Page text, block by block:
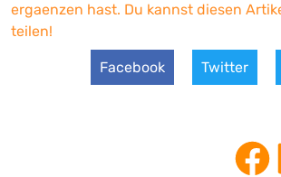
ergaenzen hast. Du kannst diesen
teilen!
Facebook Twitter